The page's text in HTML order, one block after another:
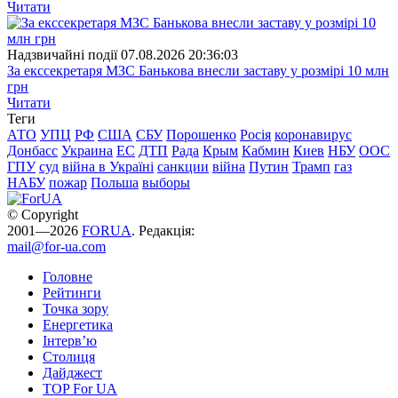
Читати
Надзвичайні події 07.08.2026 20:36:03
За екссекретаря МЗС Банькова внесли заставу у розмірі 10 млн
грн
Читати
Теги
АТО УПЦ РФ США СБУ Порошенко Росія коронавирус
Донбасс Украина ЕС ДТП Рада Крым Кабмин Киев НБУ ООС
ГПУ суд війна в Україні санкции війна Путин Трамп газ
НАБУ пожар Польша выборы
© Copyright
2001—2026 FORUA. Редакція:
mail@for-ua.com
Головне
Рейтинги
Точка зору
Енергетика
Інтерв’ю
Столиця
Дайджест
TOP For UA